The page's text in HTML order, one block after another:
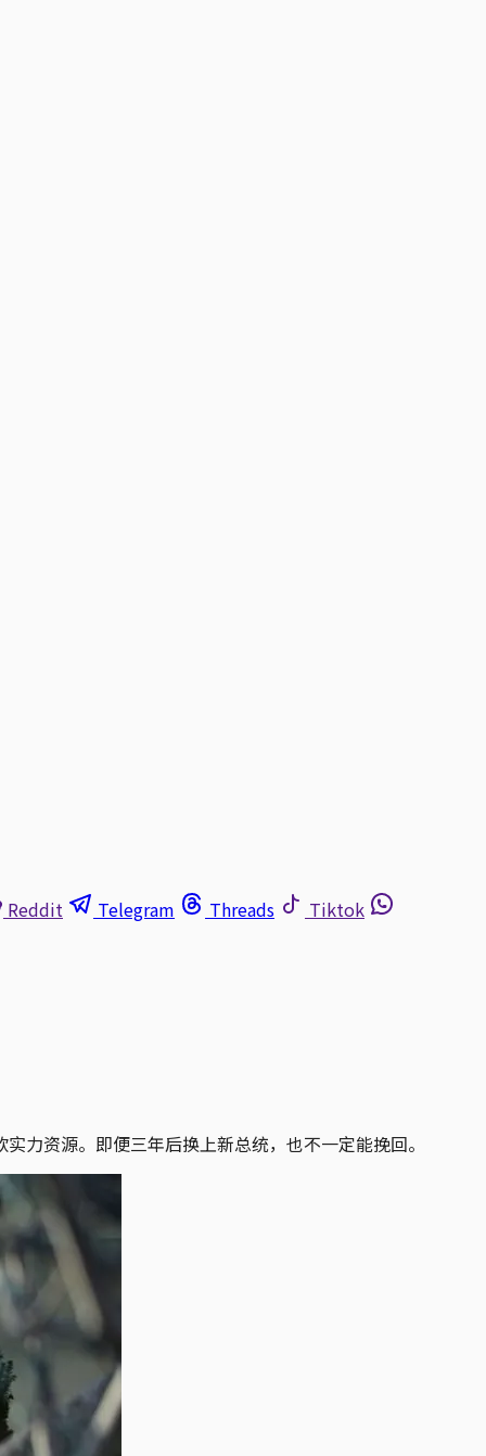
Reddit Telegram Threads Tiktok
力资源。即便三年后换上新总统，也不一定能挽回。